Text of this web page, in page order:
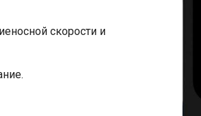
скорости и